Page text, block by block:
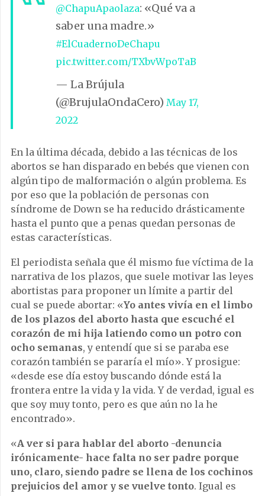
@ChapuApaolaza: «Qué va a
saber una madre.»
#ElCuadernoDeChapu
pic.twitter.com/TXbvWpoTaB
— La Brújula
(@BrujulaOndaCero) May 17,
2022
En la última década, debido a las técnicas de los
abortos se han disparado en bebés que vienen con
algún tipo de malformación o algún problema. Es
por eso que la población de personas con
síndrome de Down se ha reducido drásticamente
hasta el punto que a penas quedan personas de
estas características.
El periodista señala que él mismo fue víctima de la
narrativa de los plazos, que suele motivar las leyes
abortistas para proponer un límite a partir del
cual se puede abortar: «Yo antes vivía en el limbo
de los plazos del aborto hasta que escuché el
corazón de mi hija latiendo como un potro con
ocho semanas, y entendí que si se paraba ese
corazón también se pararía el mío». Y prosigue:
«desde ese día estoy buscando dónde está la
frontera entre la vida y la vida. Y de verdad, igual es
que soy muy tonto, pero es que aún no la he
encontrado».
«A ver si para hablar del aborto -denuncia
irónicamente- hace falta no ser padre porque
uno, claro, siendo padre se llena de los cochinos
prejuicios del amor y se vuelve tonto. Igual es